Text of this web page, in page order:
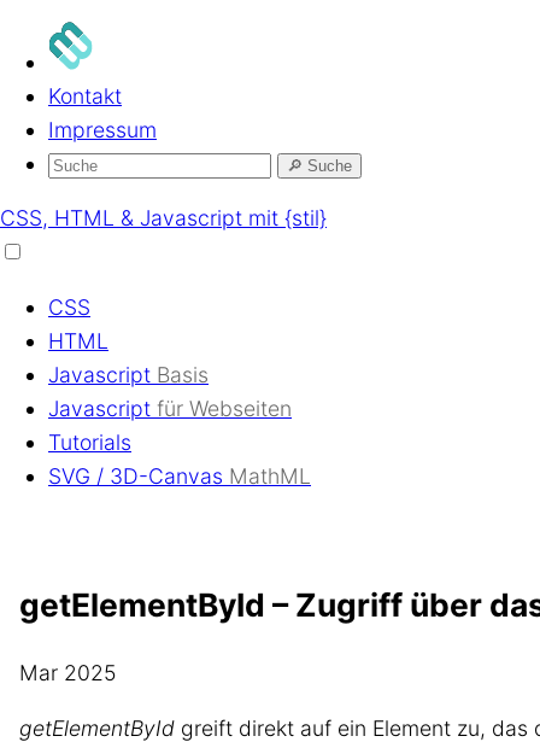
Kontakt
Impressum
🔎 Suche
CSS, HTML & Javascript mit {stil}
CSS
HTML
Javascript Basis
Javascript für Webseiten
Tutorials
SVG / 3D-Canvas MathML
getElementById – Zugriff über
Mar 2025
getElementById greift direkt auf ein Element zu,